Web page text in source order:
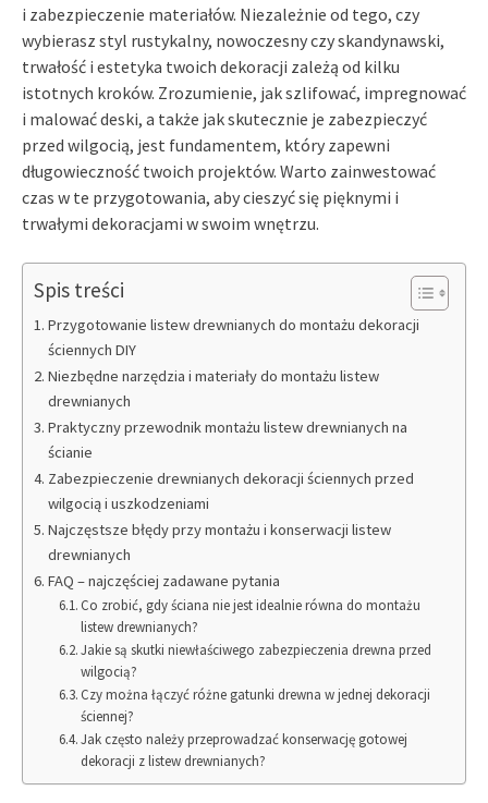
i zabezpieczenie materiałów. Niezależnie od tego, czy
wybierasz styl rustykalny, nowoczesny czy skandynawski,
trwałość i estetyka twoich dekoracji zależą od kilku
istotnych kroków. Zrozumienie, jak szlifować, impregnować
i malować deski, a także jak skutecznie je zabezpieczyć
przed wilgocią, jest fundamentem, który zapewni
długowieczność twoich projektów. Warto zainwestować
czas w te przygotowania, aby cieszyć się pięknymi i
trwałymi dekoracjami w swoim wnętrzu.
Spis treści
Przygotowanie listew drewnianych do montażu dekoracji
ściennych DIY
Niezbędne narzędzia i materiały do montażu listew
drewnianych
Praktyczny przewodnik montażu listew drewnianych na
ścianie
Zabezpieczenie drewnianych dekoracji ściennych przed
wilgocią i uszkodzeniami
Najczęstsze błędy przy montażu i konserwacji listew
drewnianych
FAQ – najczęściej zadawane pytania
Co zrobić, gdy ściana nie jest idealnie równa do montażu
listew drewnianych?
Jakie są skutki niewłaściwego zabezpieczenia drewna przed
wilgocią?
Czy można łączyć różne gatunki drewna w jednej dekoracji
ściennej?
Jak często należy przeprowadzać konserwację gotowej
dekoracji z listew drewnianych?